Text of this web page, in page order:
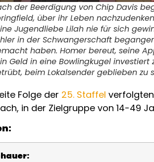
der Beerdigung von Chip Davis
über ihr Leben
Jugendliebe Lilah nie für sich
in der Schwangerschaft
haben. Homer bereut, seine
Geld in eine Bowlingkugel
beim Lokalsender geblieben zu
Folge der 25. Staffel verfolgten
in der Zielgruppe von 14-49